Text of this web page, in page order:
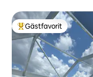
Populär gästfavorit
Gästfavorit